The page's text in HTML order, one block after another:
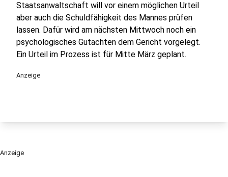
Staatsanwaltschaft will vor einem möglichen Urteil
aber auch die Schuldfähigkeit des Mannes prüfen
lassen. Dafür wird am nächsten Mittwoch noch ein
psychologisches Gutachten dem Gericht vorgelegt.
Ein Urteil im Prozess ist für Mitte März geplant.
Anzeige
Anzeige